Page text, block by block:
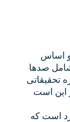
و اساس
صدها
تحقیقاتی
این است
است که